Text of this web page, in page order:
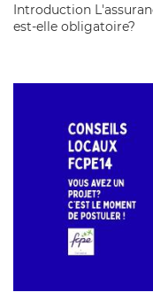
Introduction
est-elle obligatoire?